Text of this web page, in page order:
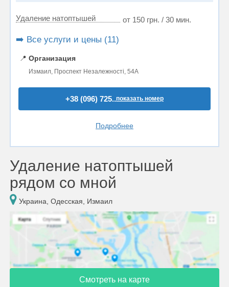
Удаление натоптышей от 150 грн. / 30 мин.
➡️ Все услуги и цены (11)
📍 Организация
Измаил, Проспект Незалежності, 54А
+38 (096) 725..показать номер
Подробнее
Удаление натоптышей
рядом со мной
Украина, Одесская, Измаил
Смотреть на карте